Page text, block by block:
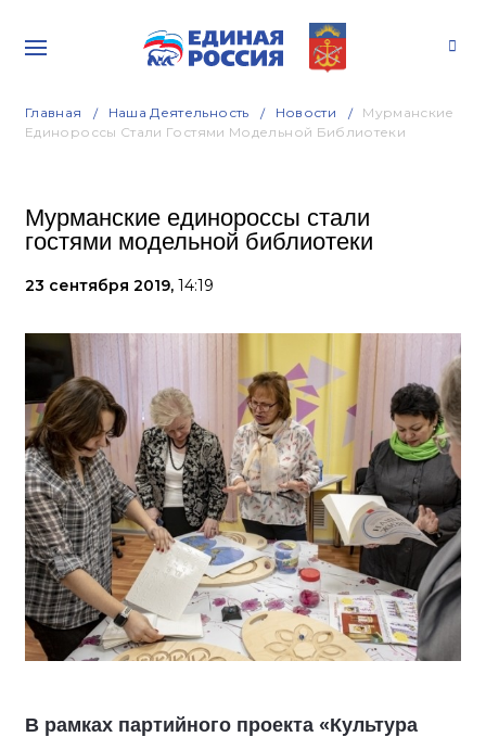
Главная Наша Деятельность Новости
Мурманские
Единороссы Стали Гостями Модельной Библиотеки
Мурманские единороссы стали
гостями модельной библиотеки
23 сентября 2019, 14:19
В рамках партийного проекта «Культура